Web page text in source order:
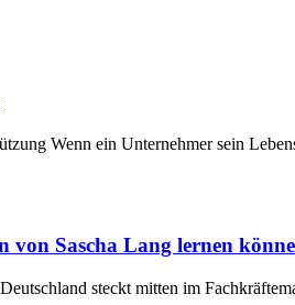
Wenn ein Unternehmer sein
von Sascha Lang lernen
steckt mitten im